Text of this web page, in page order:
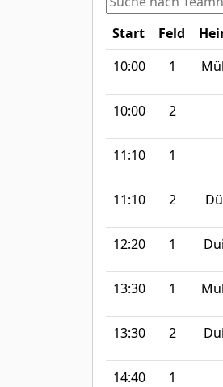
Start Feld
10:00
1
10:00 2
11:10 1
11:10 2
12:20 1
13:30 1
13:30 2
14:40 1